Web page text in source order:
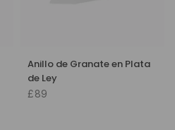
Anillo de Granate en Plata
de Ley
£89